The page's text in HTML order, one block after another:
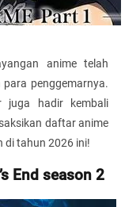
anime telah
penggemarnya.
juga hadir kembali
daftar anime
di tahun 2026 ini!
End season 2